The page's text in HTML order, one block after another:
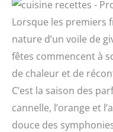
Lorsque les premiers
nature d’un voile de
fêtes commencent à
de chaleur et de
C’est la saison des
cannelle, l’orange et
douce des